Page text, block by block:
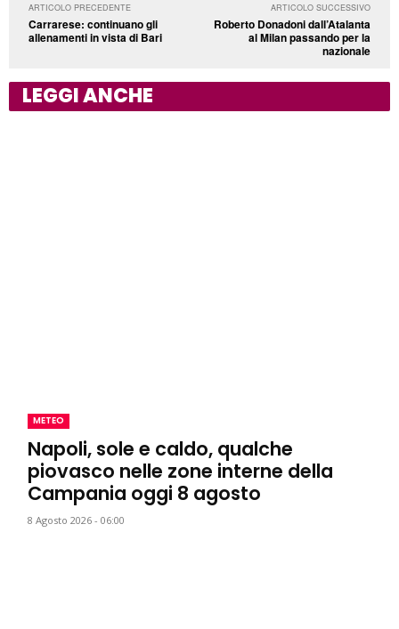
ARTICOLO PRECEDENTE
Carrarese: continuano gli
allenamenti in vista di Bari
ARTICOLO SUCCESSIVO
Roberto Donadoni dall’Atalanta
al Milan passando per la
nazionale
LEGGI ANCHE
METEO
Napoli, sole e caldo, qualche
piovasco nelle zone interne della
Campania oggi 8 agosto
8 Agosto 2026 - 06:00